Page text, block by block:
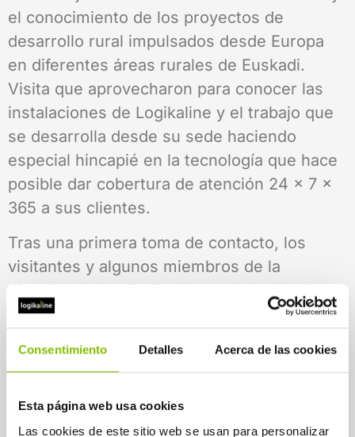
Consentimiento Detalles Acerca de las cookies
Esta página web usa cookies
Las cookies de este sitio web se usan para personalizar
el conocimiento de los proyectos de
desarrollo rural impulsados desde Europa
en diferentes áreas rurales de Euskadi.
Visita que aprovecharon para conocer las
instalaciones de Logikaline y el trabajo que
se desarrolla desde su sede haciendo
especial hincapié en la tecnología que hace
posible dar cobertura de atención 24 x 7 x
365 a sus clientes.
Tras una primera toma de contacto, los
visitantes y algunos miembros de la
directiva de Logikaline junto al alcalde de
Abaltizkseta, Jon Zubizarreta, mantuvieron
recopilación de datos a través de sensores
aplicados actualmente en algunas zonas del